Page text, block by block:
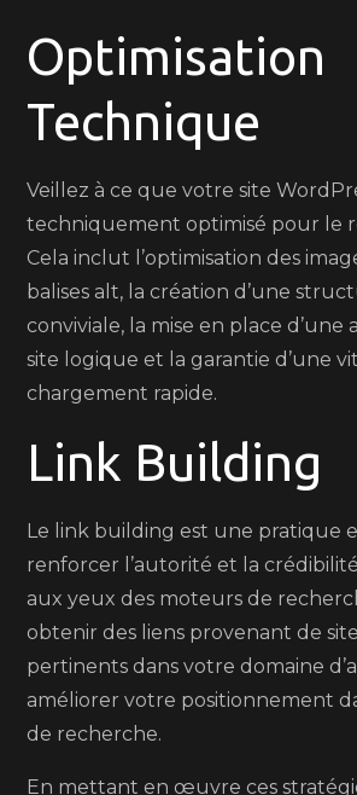
Optimisation
Technique
Veillez à ce que votre site
techniquement optimisé pour le
Cela inclut l’optimisation des
balises alt, la création d’une
conviviale, la mise en place
site logique et la garantie d’une
chargement rapide.
Link Building
Le link building est une pratique
renforcer l’autorité et la
aux yeux des moteurs de
obtenir des liens provenant de
pertinents dans votre domaine
améliorer votre positionnement
de recherche.
En mettant en œuvre ces